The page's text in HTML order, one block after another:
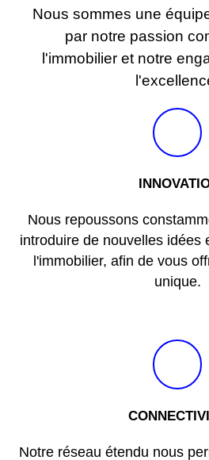
Nous sommes une
par notre passion
l'immobilier et notre
Nous repoussons
introduire de nouvelles idées
l'immobilier, afin de vous
unique.
Notre réseau étendu nous